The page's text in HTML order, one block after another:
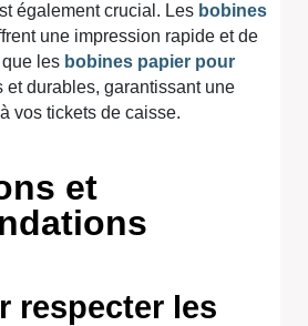
également crucial. Les bobines
une impression rapide et de
les bobines papier pour
et durables, garantissant une
vos tickets de caisse.
et
respecter les